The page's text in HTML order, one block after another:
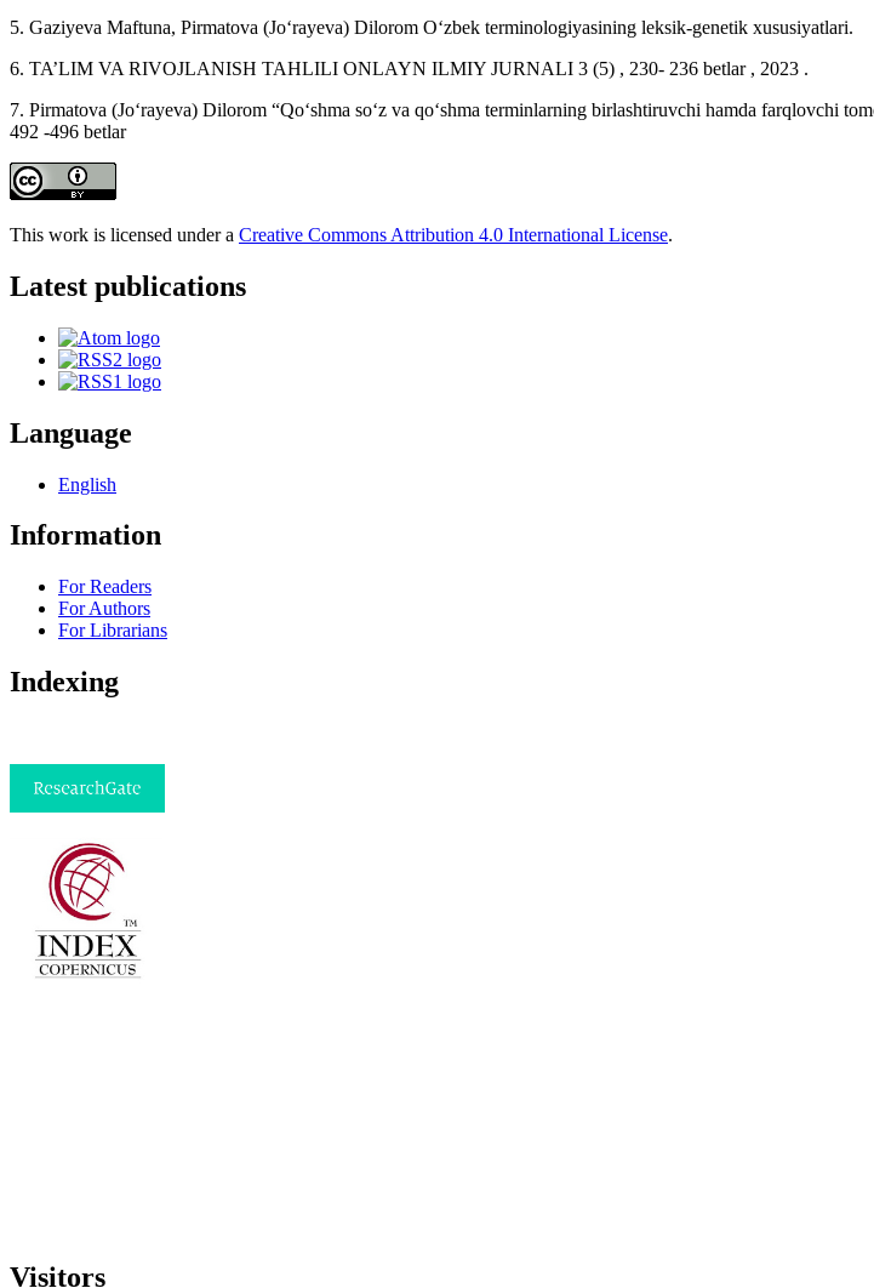
5. Gaziyeva Maftuna, Pirmatova (Jo‘rayeva) Dilorom O‘zbek terminologiyasining leksik-genetik xususiyatlari.
6. TA’LIM VA RIVOJLANISH TAHLILI ONLAYN ILMIY JURNALI 3 (5) , 230- 236 betlar , 2023 .
7. Pirmatova (Jo‘rayeva) Dilorom “Qo‘shma so‘z va qo‘shma terminlarning birlashtiruvchi hamda
492 -496 betlar
This work is licensed under a Creative Commons Attribution 4.0 International License.
Latest publications
Language
English
Information
For Readers
For Authors
For Librarians
Indexing
Visitors